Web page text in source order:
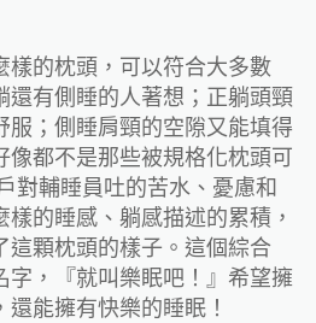
樣的枕頭，可以符合大多數
還有側睡的人著想；正躺頭頸
服；側睡肩頸的空隙又能填得
像都不是那些被規格化枕頭可
對輔睡員吐的苦水、憂慮和
的睡感、躺感描述的累積，
這顆枕頭的樣子。這個綜合
字，『就叫樂眠吧！』希望擁
能擁有快樂的睡眠！